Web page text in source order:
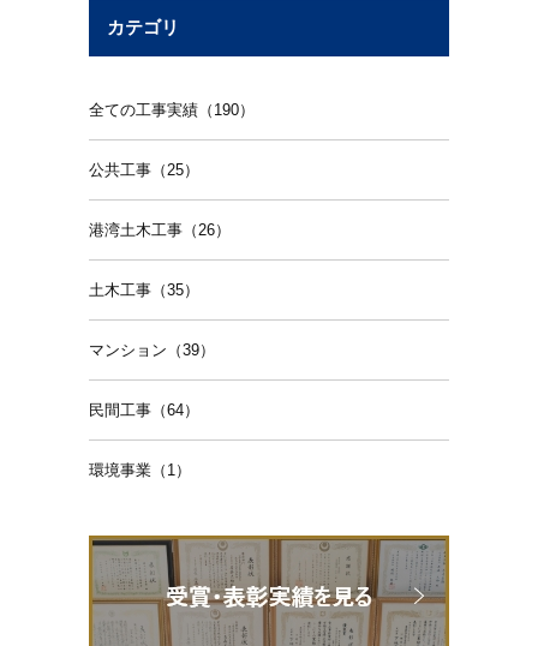
カテゴリ
全ての工事実績（190）
公共工事（25）
港湾土木工事（26）
土木工事（35）
マンション（39）
民間工事（64）
環境事業（1）